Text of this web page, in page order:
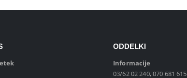
ODDELKI
Informacije
03/62 02 240, 070 681 615